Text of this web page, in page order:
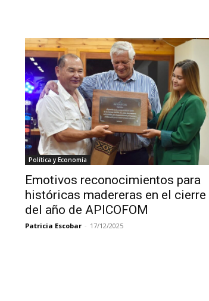
Política y Economía
Emotivos reconocimientos para
históricas madereras en el cierre
del año de APICOFOM
Patricia Escobar - 17/12/2025